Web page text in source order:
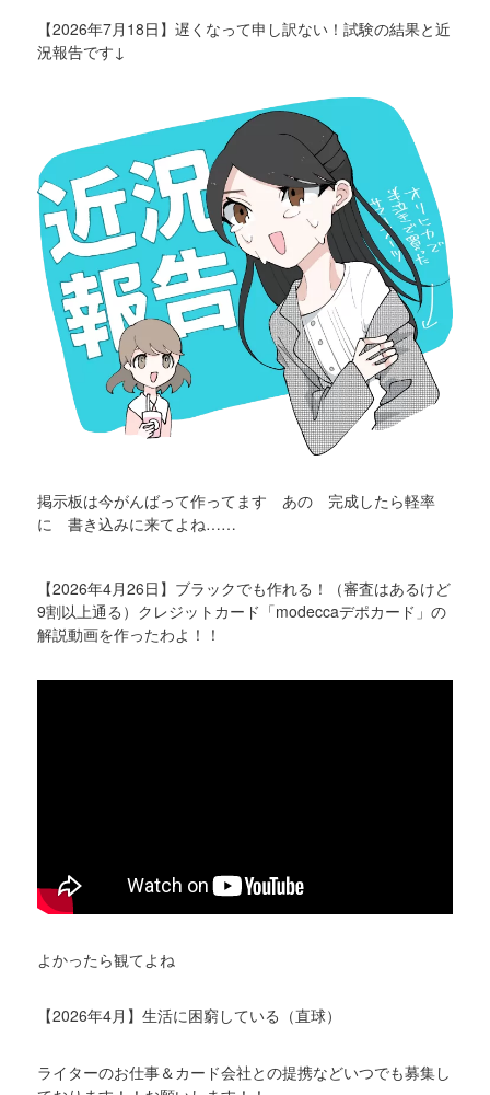
【2026年7月18日】遅くなって申し訳ない！試験の結果と近
況報告です↓
掲示板は今がんばって作ってます あの 完成したら軽率
に 書き込みに来てよね……
【2026年4月26日】ブラックでも作れる！（審査はあるけど
9割以上通る）クレジットカード「modeccaデポカード」の
解説動画を作ったわよ！！
よかったら観てよね
【2026年4月】生活に困窮している（直球）
ライターのお仕事＆カード会社との提携などいつでも募集し